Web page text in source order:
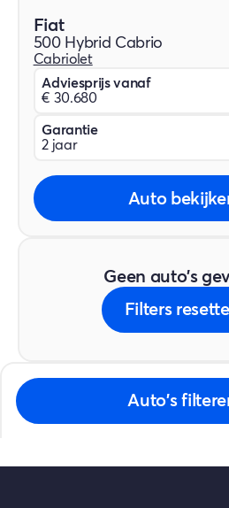
Fiat
500 Hybrid Cabrio
Cabriolet
Adviesprijs vanaf
€ 30.680
Garantie
2 jaar
Auto
Geen auto's
Filters
Auto's